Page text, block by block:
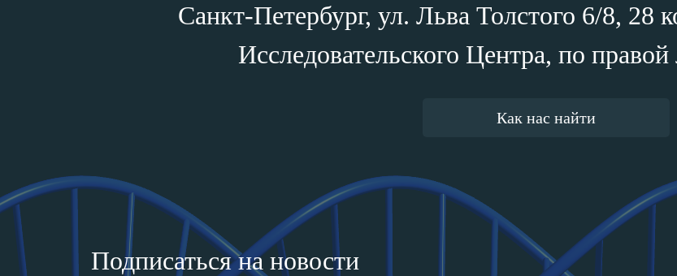
Санкт-Петербург, ул. Льва Толстого 6/8, 28
Исследовательского Центра, по
Как нас найти
Подписаться на новости